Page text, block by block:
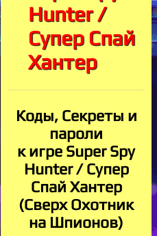
Hunter /
Супер Спай
Хантер
Коды, Секреты и
пароли
к игре Super Spy
Hunter / Супер
Спай Хантер
(Сверх Охотник
на Шпионов)